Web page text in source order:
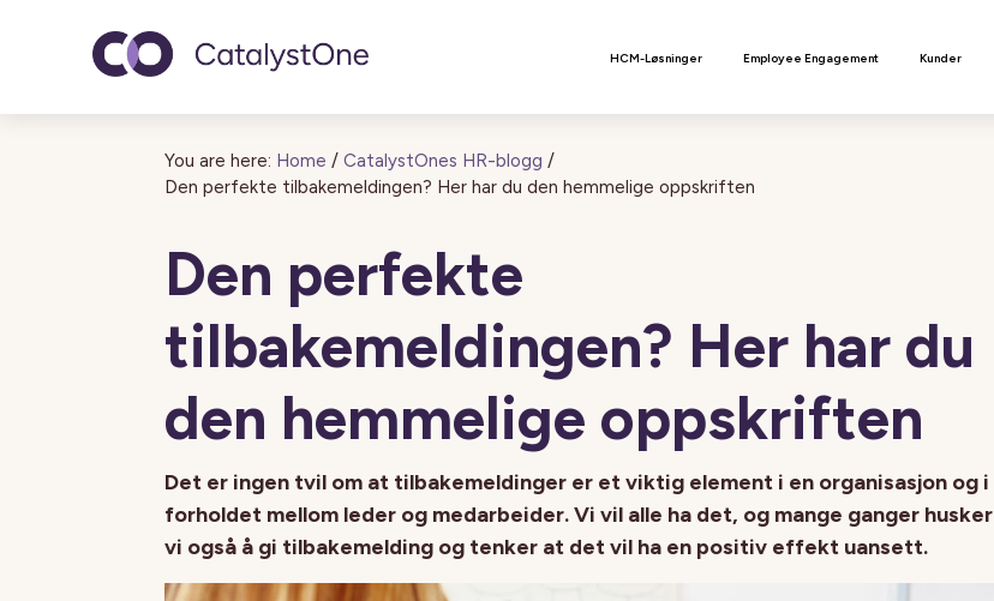
Toggle navigation HCM-Løsninger Employee Engagement Kunder
You are here: Home / CatalystOnes HR-blogg /
Den perfekte tilbakemeldingen? Her har du den hemmelige oppskriften
Den perfekte
tilbakemeldingen? Her har du
den hemmelige oppskriften
Det er ingen tvil om at tilbakemeldinger er et viktig element i en organisasjon og i
forholdet mellom leder og medarbeider. Vi vil alle ha det, og mange ganger husker
vi også å gi tilbakemelding og tenker at det vil ha en positiv effekt uansett.